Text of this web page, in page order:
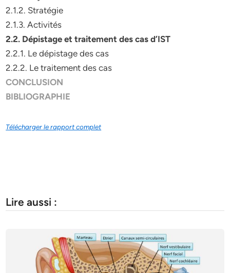
2.1.2. Stratégie
2.1.3. Activités
2.2. Dépistage et traitement des cas d’IST
2.2.1. Le dépistage des cas
2.2.2. Le traitement des cas
CONCLUSION
BIBLIOGRAPHIE
Télécharger le rapport complet
Lire aussi :